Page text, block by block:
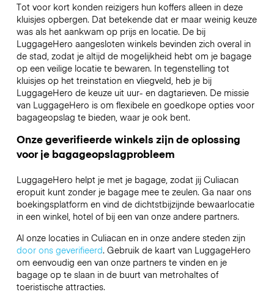
Tot voor kort konden reizigers hun koffers alleen in deze
kluisjes opbergen. Dat betekende dat er maar weinig keuze
was als het aankwam op prijs en locatie. De bij
LuggageHero aangesloten winkels bevinden zich overal in
de stad, zodat je altijd de mogelijkheid hebt om je bagage
op een veilige locatie te bewaren. In tegenstelling tot
kluisjes op het treinstation en vliegveld, heb je bij
LuggageHero de keuze uit uur- en dagtarieven. De missie
van LuggageHero is om flexibele en goedkope opties voor
bagageopslag te bieden, waar je ook bent.
Onze geverifieerde winkels zijn de oplossing
voor je bagageopslagprobleem
LuggageHero helpt je met je bagage, zodat jij Culiacan
eropuit kunt zonder je bagage mee te zeulen. Ga naar ons
boekingsplatform en vind de dichtstbijzijnde bewaarlocatie
in een winkel, hotel of bij een van onze andere partners.
Al onze locaties in Culiacan en in onze andere steden zijn
door ons geverifieerd. Gebruik de kaart van LuggageHero
om eenvoudig een van onze partners te vinden en je
bagage op te slaan in de buurt van metrohaltes of
toeristische attracties.